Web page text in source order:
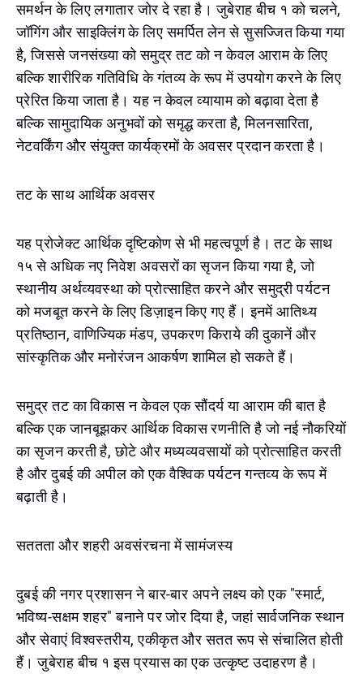
समर्थन के लिए लगातार जोर दे रहा है। जुबेराह बीच १ को चलने,
जॉगिंग और साइक्लिंग के लिए समर्पित लेन से सुसज्जित किया गया
है, जिससे जनसंख्या को समुद्र तट को न केवल आराम के लिए
बल्कि शारीरिक गतिविधि के गंतव्य के रूप में उपयोग करने के लिए
प्रेरित किया जाता है। यह न केवल व्यायाम को बढ़ावा देता है
बल्कि सामुदायिक अनुभवों को समृद्ध करता है, मिलनसारिता,
नेटवर्किंग और संयुक्त कार्यक्रमों के अवसर प्रदान करता है।
तट के साथ आर्थिक अवसर
यह प्रोजेक्ट आर्थिक दृष्टिकोण से भी महत्वपूर्ण है। तट के साथ
१५ से अधिक नए निवेश अवसरों का सृजन किया गया है, जो
स्थानीय अर्थव्यवस्था को प्रोत्साहित करने और समुद्री पर्यटन
को मजबूत करने के लिए डिज़ाइन किए गए हैं। इनमें आतिथ्य
प्रतिष्ठान, वाणिज्यिक मंडप, उपकरण किराये की दुकानें और
सांस्कृतिक और मनोरंजन आकर्षण शामिल हो सकते हैं।
समुद्र तट का विकास न केवल एक सौंदर्य या आराम की बात है
बल्कि एक जानबूझकर आर्थिक विकास रणनीति है जो नई नौकरियों
का सृजन करती है, छोटे और मध्यव्यवसायों को प्रोत्साहित करती
है और दुबई की अपील को एक वैश्विक पर्यटन गन्तव्य के रूप में
बढ़ाती है।
सततता और शहरी अवसंरचना में सामंजस्य
दुबई की नगर प्रशासन ने बार-बार अपने लक्ष्य को एक "स्मार्ट,
भविष्य-सक्षम शहर" बनाने पर जोर दिया है, जहां सार्वजनिक स्थान
और सेवाएं विश्वस्तरीय, एकीकृत और सतत रूप से संचालित होती
हैं। जुबेराह बीच १ इस प्रयास का एक उत्कृष्ट उदाहरण है।